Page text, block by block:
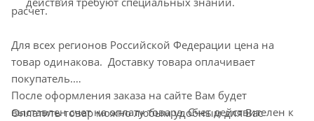
расчет.
Для всех регионов Российской Федерации цена на
товар одинакова. Доставку товара оплачивает
покупатель.
После оформления заказа на сайте Вам будет
выставлен счет на оплату товара. Счет действителен к
Оплатить товар можно любым удобным для Вас